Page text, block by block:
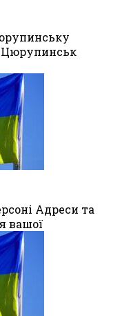
Цюрупинськ
Адреси та
вашої